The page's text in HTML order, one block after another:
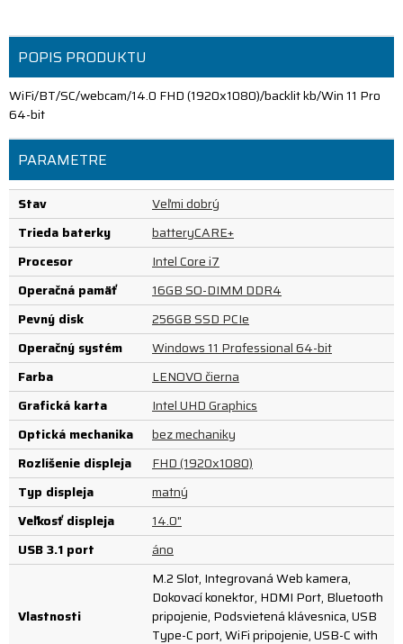
POPIS PRODUKTU
WiFi/BT/SC/webcam/14.0 FHD (1920x1080)/backlit kb/Win 11 Pro
64-bit
PARAMETRE
Stav
Veľmi dobrý
Trieda baterky
batteryCARE+
Procesor
Intel Core i7
Operačná pamäť
16GB SO-DIMM DDR4
Pevný disk
256GB SSD PCIe
Operačný systém
Windows 11 Professional 64-bit
Farba
LENOVO čierna
Grafická karta
Intel UHD Graphics
Optická mechanika
bez mechaniky
Rozlíšenie displeja
FHD (1920x1080)
Typ displeja
matný
Veľkosť displeja
14.0"
USB 3.1 port
áno
Vlastnosti
M.2 Slot, Integrovaná Web kamera,
Dokovací konektor, HDMI Port, Bluetooth
pripojenie, Podsvietená klávesnica, USB
Type-C port, WiFi pripojenie, USB-C with